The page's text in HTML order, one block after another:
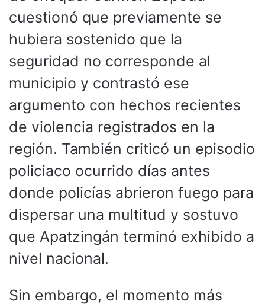
cuestionó que previamente se
hubiera sostenido que la
seguridad no corresponde al
municipio y contrastó ese
argumento con hechos recientes
de violencia registrados en la
región. También criticó un episodio
policiaco ocurrido días antes
donde policías abrieron fuego para
dispersar una multitud y sostuvo
que Apatzingán terminó exhibido a
nivel nacional.
Sin embargo, el momento más